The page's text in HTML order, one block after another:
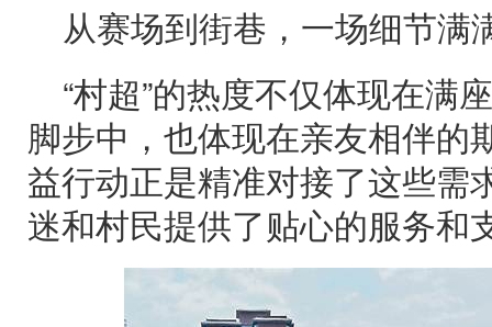
从赛场到街巷，一场细节满
“村超”的热度不仅体现在满
脚步中，也体现在亲友相伴的
益行动正是精准对接了这些需
迷和村民提供了贴心的服务和